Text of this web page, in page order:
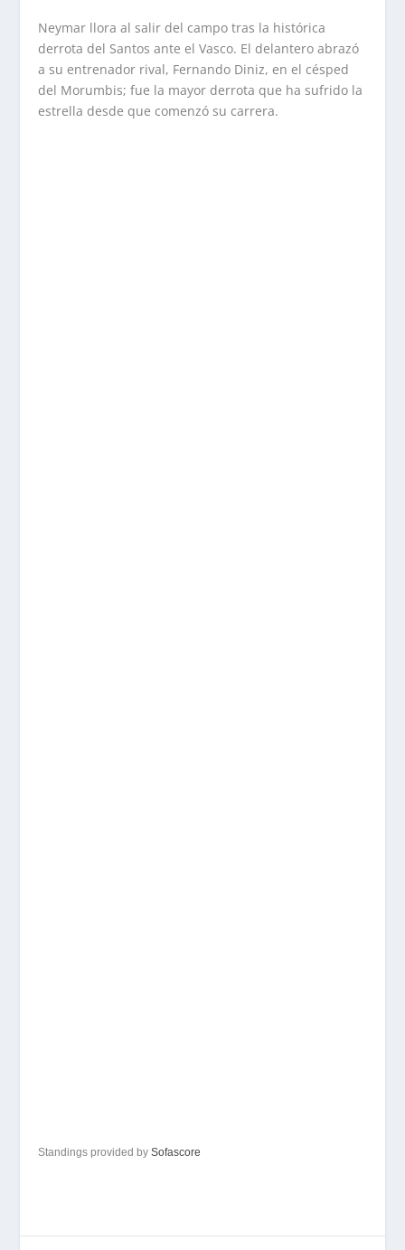
Neymar llora al salir del campo tras la histórica
derrota del Santos ante el Vasco. El delantero abrazó
a su entrenador rival, Fernando Diniz, en el césped
del Morumbis; fue la mayor derrota que ha sufrido la
estrella desde que comenzó su carrera.
Standings provided bySofascore